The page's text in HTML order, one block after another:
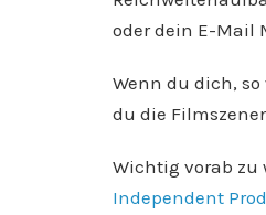
oder dein E-Mail
Wenn du dich,
du die
Wichtig vorab zu
Independent